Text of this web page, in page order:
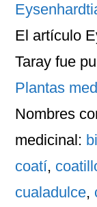
El artículo
Taray fue
Plantas
Nombres
medicinal:
coatí,
cualadulce,